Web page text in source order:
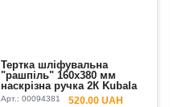
Тертка шліфувальна
"рашпіль" 160х380 мм
наскрізна ручка 2К Kubala
Арт.: 00094381 520.00 UAH